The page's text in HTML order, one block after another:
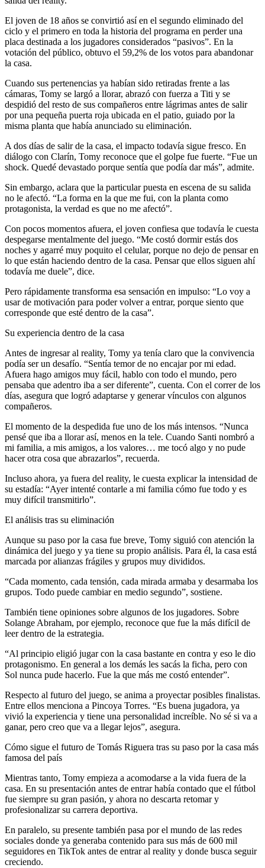
El joven de 18 años se convirtió así en el segundo eliminado del
ciclo y el primero en toda la historia del programa en perder una
placa destinada a los jugadores considerados “pasivos”. En la
votación del público, obtuvo el 59,2% de los votos para abandonar
la casa.
Cuando sus pertenencias ya habían sido retiradas frente a las
cámaras, Tomy se largó a llorar, abrazó con fuerza a Titi y se
despidió del resto de sus compañeros entre lágrimas antes de salir
por una pequeña puerta roja ubicada en el patio, guiado por la
misma planta que había anunciado su eliminación.
A dos días de salir de la casa, el impacto todavía sigue fresco. En
diálogo con Clarín, Tomy reconoce que el golpe fue fuerte. “Fue un
shock. Quedé devastado porque sentía que podía dar más”, admite.
Sin embargo, aclara que la particular puesta en escena de su salida
no le afectó. “La forma en la que me fui, con la planta como
protagonista, la verdad es que no me afectó”.
Con pocos momentos afuera, el joven confiesa que todavía le cuesta
despegarse mentalmente del juego. “Me costó dormir estás dos
noches y agarré muy poquito el celular, porque no dejo de pensar en
lo que están haciendo dentro de la casa. Pensar que ellos siguen ahí
todavía me duele”, dice.
Pero rápidamente transforma esa sensación en impulso: “Lo voy a
usar de motivación para poder volver a entrar, porque siento que
corresponde que esté dentro de la casa”.
Su experiencia dentro de la casa
Antes de ingresar al reality, Tomy ya tenía claro que la convivencia
podía ser un desafío. “Sentía temor de no encajar por mi edad.
Afuera hago amigos muy fácil, hablo con todo el mundo, pero
pensaba que adentro iba a ser diferente”, cuenta. Con el correr de los
días, asegura que logró adaptarse y generar vínculos con algunos
compañeros.
El momento de la despedida fue uno de los más intensos. “Nunca
pensé que iba a llorar así, menos en la tele. Cuando Santi nombró a
mi familia, a mis amigos, a los valores… me tocó algo y no pude
hacer otra cosa que abrazarlos”, recuerda.
Incluso ahora, ya fuera del reality, le cuesta explicar la intensidad de
su estadía: “Ayer intenté contarle a mi familia cómo fue todo y es
muy difícil transmitirlo”.
El análisis tras su eliminación
Aunque su paso por la casa fue breve, Tomy siguió con atención la
dinámica del juego y ya tiene su propio análisis. Para él, la casa está
marcada por alianzas frágiles y grupos muy divididos.
“Cada momento, cada tensión, cada mirada armaba y desarmaba los
grupos. Todo puede cambiar en medio segundo”, sostiene.
También tiene opiniones sobre algunos de los jugadores. Sobre
Solange Abraham, por ejemplo, reconoce que fue la más difícil de
leer dentro de la estrategia.
“Al principio eligió jugar con la casa bastante en contra y eso le dio
protagonismo. En general a los demás les sacás la ficha, pero con
Sol nunca pude hacerlo. Fue la que más me costó entender”.
Respecto al futuro del juego, se anima a proyectar posibles finalistas.
Entre ellos menciona a Pincoya Torres. “Es buena jugadora, ya
vivió la experiencia y tiene una personalidad increíble. No sé si va a
ganar, pero creo que va a llegar lejos”, asegura.
Cómo sigue el futuro de Tomás Riguera tras su paso por la casa más
famosa del país
Mientras tanto, Tomy empieza a acomodarse a la vida fuera de la
casa. En su presentación antes de entrar había contado que el fútbol
fue siempre su gran pasión, y ahora no descarta retomar y
profesionalizar su carrera deportiva.
En paralelo, su presente también pasa por el mundo de las redes
sociales donde ya generaba contenido para sus más de 600 mil
seguidores en TikTok antes de entrar al reality y donde busca seguir
creciendo.